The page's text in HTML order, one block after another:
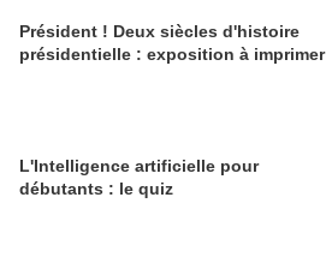
Président ! Deux siècles d'histoire
présidentielle : exposition à imprimer
L'Intelligence artificielle pour
débutants : le quiz